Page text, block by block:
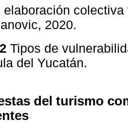
elaboración
2020.
Tipos de
del Yucatán.
del turismo